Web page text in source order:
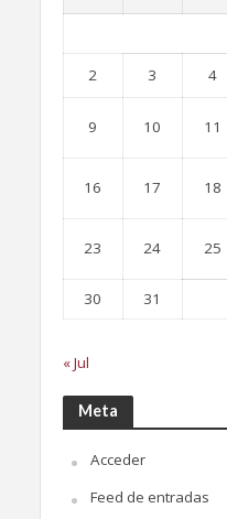
2 3 4
9 10 11
16 17 18
23 24 25
30
31
« Jul
Meta
Acceder
Feed de entradas